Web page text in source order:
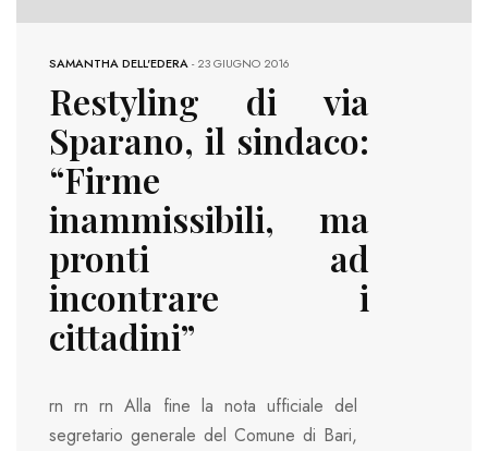
SAMANTHA DELL'EDERA-23 GIUGNO 2016
Restyling di via
Sparano, il sindaco:
“Firme
inammissibili, ma
pronti ad
incontrare i
cittadini”
rn rn rn Alla fine la nota ufficiale del
segretario generale del Comune di Bari,